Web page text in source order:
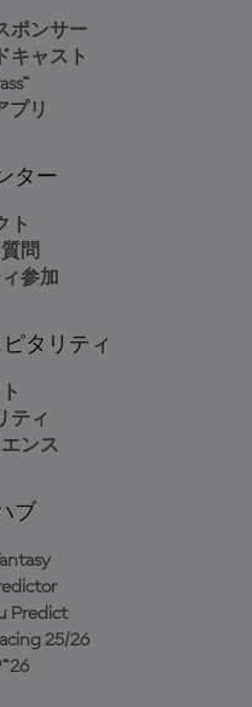
ポンサー
キャスト
プリ
ター
ト
問
参加
タリティ
ティ
ンス
ブ
Predict
25/26